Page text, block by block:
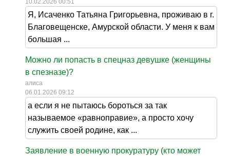
10.02.2026 00:51
Я, Исаченко Татьяна Григорьевна, проживаю в г.
Благовещенске, Амурской области. У меня к вам
большая ...
Можно ли попасть в спецназ девушке (женщины
в спезназе)?
алиса
06.01.2026 09:12
а если я не пытаюсь бороться за так
называемое «равноправие», а просто хочу
служить своей родине, как ...
Заявление в военную прокуратуру (кто может